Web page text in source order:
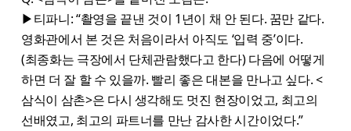
▶티파니: “촬영을 끝낸 것이 1년이 채 안 된다. 꿈만 같다.
영화관에서 본 것은 처음이라서 아직도 ‘입력 중’이다.
(최종화는 극장에서 단체관람했다고 한다) 다음에 어떻게
하면 더 잘 할 수 있을까. 빨리 좋은 대본을 만나고 싶다. <
삼식이 삼촌>은 다시 생각해도 멋진 현장이었고, 최고의
선배였고, 최고의 파트너를 만난 감사한 시간이었다.”